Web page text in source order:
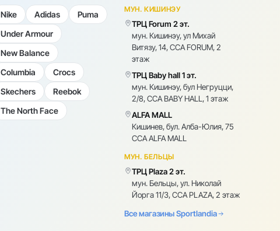
Nike Adidas
Puma
Under Armour
New Balance
Columbia
Crocs
Skechers
Reebok
The North Face
МУН. КИШИНЭУ
ТРЦ Forum 2 эт.
мун. Кишинэу, ул Михай
Витязу, 14, CCA FORUM, 2
этаж
ТРЦ Baby hall 1 эт.
мун. Кишинэу, бул Негруцци,
2/8, CCA BABY HALL, 1 этаж
ALFA MALL
Кишинев, бул. Алба-Юлия, 75
CCA ALFA MALL
МУН. БЕЛЬЦЫ
ТРЦ Plaza 2 эт.
мун. Бельцы, ул. Николай
Йорга 11/3, CCA PLAZA, 2 этаж
Все магазины Sportlandia